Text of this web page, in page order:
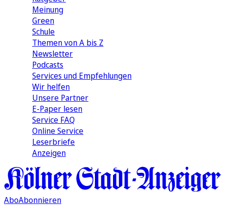
Meinung
Green
Schule
Themen von A bis Z
Newsletter
Podcasts
Services und Empfehlungen
Wir helfen
Unsere Partner
E-Paper lesen
Service FAQ
Online Service
Leserbriefe
Anzeigen
AboAbonnieren